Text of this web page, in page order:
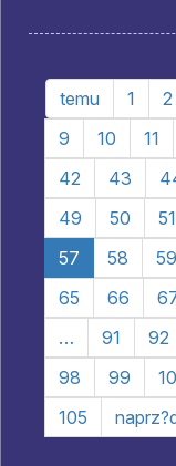
temu 1 2
9
10 11
42
43
49
50 51
57
58 59
65
66
…
91 92
98
99
105